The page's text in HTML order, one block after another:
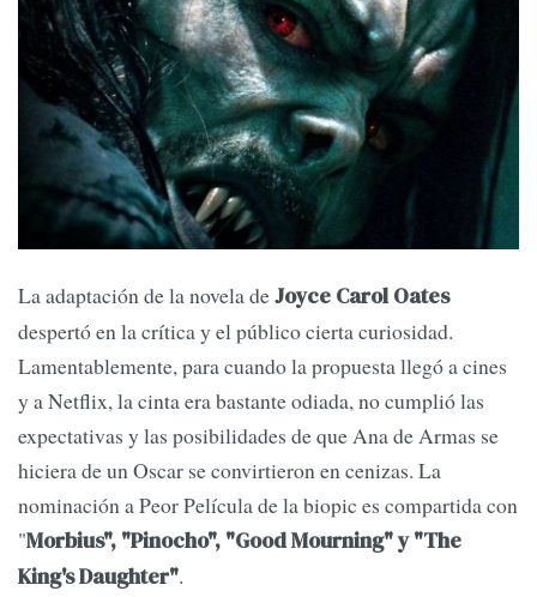
La adaptación de la novela deJoyce Carol Oates
despertó en la crítica y el público cierta curiosidad.
Lamentablemente, para cuando la propuesta llegó a cines
y a Netflix, la cinta era bastante odiada, no cumplió las
expectativas y las posibilidades de que Ana de Armas se
hiciera de un Oscar se convirtieron en cenizas. La
nominación a Peor Película de la biopic es compartida con
"Morbius", "Pinocho", "Good Mourning" y "The
King's Daughter".